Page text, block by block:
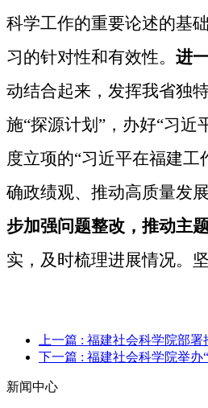
科学工作的重要论述的基
习的针对性和有效性。 进
动结合起来，发挥我省独
施“探源计划”，办好“习
度立项的“习近平在福建工
确政绩观、推动高质量发
步加强问题整改，推动主
实，及时梳理进展情况。
上一篇 : 福建社会科学院部
下一篇 : 福建社会科学院举
新闻中心